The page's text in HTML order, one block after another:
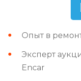
Опыт в
Эксперт
Encar